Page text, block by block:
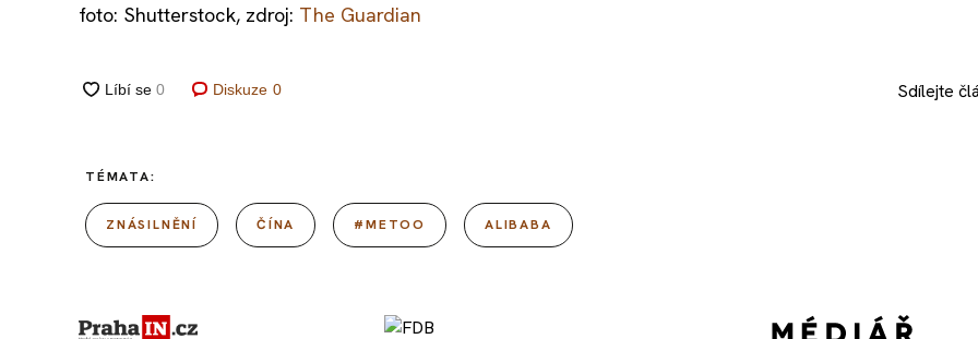
foto: Shutterstock, zdroj: The Guardian
Diskuze 0 Sdílejte
TÉMATA:
ZNÁSILNĚNÍ ČÍNA #METOO ALIBABA